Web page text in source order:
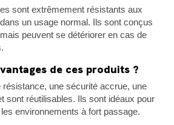
sont extrêmement résistants aux
un usage normal. Ils sont conçus
peuvent se détériorer en cas de
de ces produits ?
résistance, une sécurité accrue, une
sont réutilisables. Ils sont idéaux pour
environnements à fort passage.